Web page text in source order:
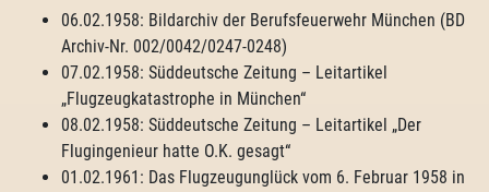
06.02.1958: Bildarchiv der Berufsfeuerwehr München (BD
Archiv-Nr. 002/0042/0247-0248)
07.02.1958: Süddeutsche Zeitung – Leitartikel
„Flugzeugkatastrophe in München“
08.02.1958: Süddeutsche Zeitung – Leitartikel „Der
Flugin­genieur hatte O.K. gesagt“
01.02.1961: Das Flugzeugunglück vom 6. Februar 1958 in